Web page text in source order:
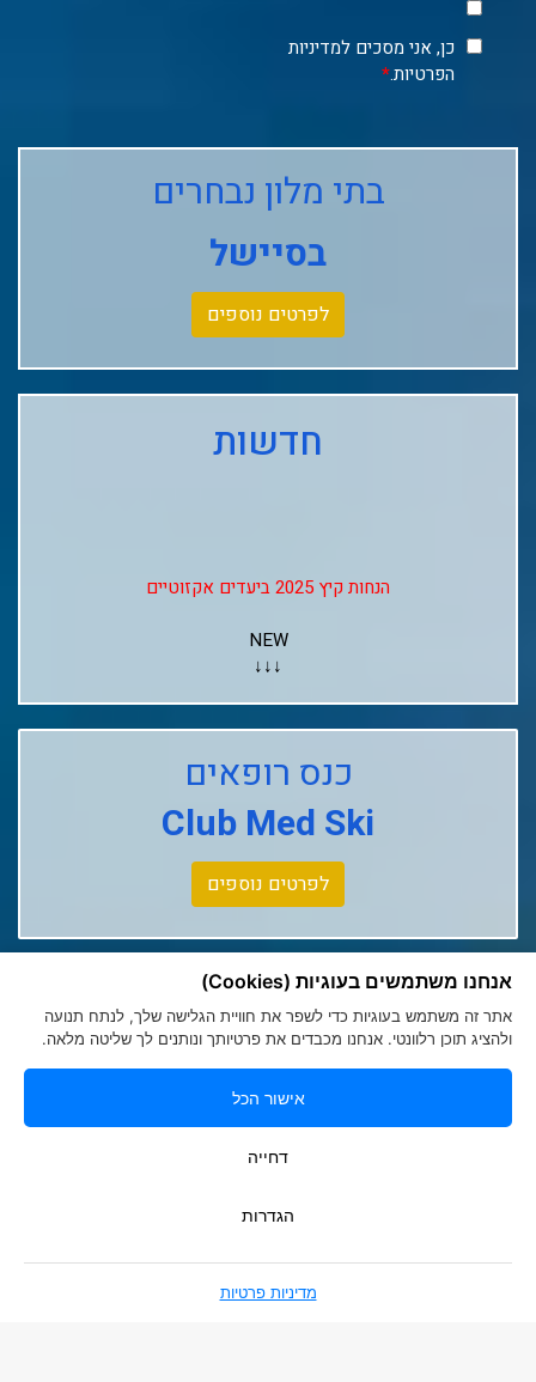
כן, אני מסכים למדיניות
הפרטיות.*
בתי מלון נבחרים
בסיישל
לפרטים נוספים
חדשות
↓↓↓
Club Med Les Arcs Panorama
Club Med La Rosiere
Club Med Tignes
Club Med Seychelles
כנס רופאים
Club Med Ski
לפרטים נוספים
052-6000719
בניית אתריםSmart Soft Web
אנחנו משתמשים בעוגיות (Cookies)
אתר זה משתמש בעוגיות כדי לשפר את חוויית הגלישה שלך, לנתח תנועה
ולהציג תוכן רלוונטי. אנחנו מכבדים את פרטיותך ונותנים לך שליטה מלאה.
אישור הכל
דחייה
הגדרות
מדיניות פרטיות